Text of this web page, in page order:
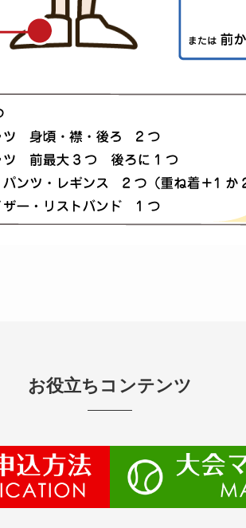
お役立ちコンテンツ